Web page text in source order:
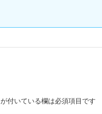
が付いている欄は必須項目です